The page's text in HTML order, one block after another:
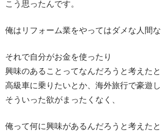
こう思ったんです。
俺はリフォーム業をやってはダメな人間な
それで自分がお金を使ったり
興味のあることってなんだろうと考えた
高級車に乗りたいとか、海外旅行で豪遊
そういった欲がまったくなく、
俺って何に興味があるんだろうと考えた